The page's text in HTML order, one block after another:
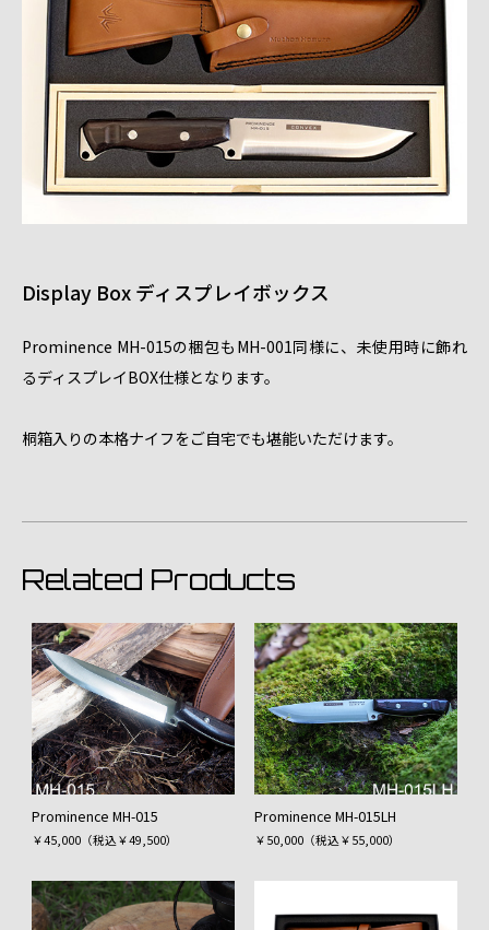
Display Box ディスプレイボックス
Prominence MH-015の梱包もMH-001同様に、未使用時に飾れ
るディスプレイBOX仕様となります。
桐箱入りの本格ナイフをご自宅でも堪能いただけます。
Related Products
Prominence MH-015
￥45,000（税込￥49,500）
Prominence MH-015LH
￥50,000（税込￥55,000）